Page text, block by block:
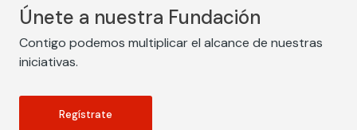
Únete a nuestra Fundación
Contigo podemos multiplicar el alcance de nuestras
iniciativas.
Regístrate